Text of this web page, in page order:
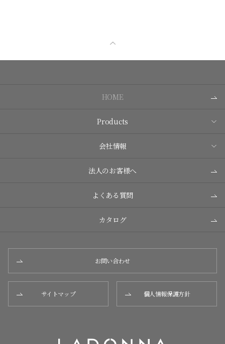
HOME
Products
会社情報
法人のお客様へ
よくある質問
カタログ
お問い合わせ
サイトマップ 個人情報保護方針